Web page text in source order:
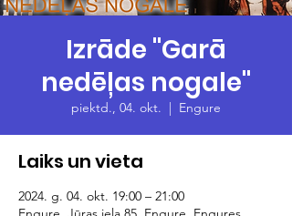
Izrāde "Garā
nedēļas nogale"
piektd., 04. okt.
  |
Engure
Laiks un vieta
2024. g. 04. okt. 19:00 – 21:00